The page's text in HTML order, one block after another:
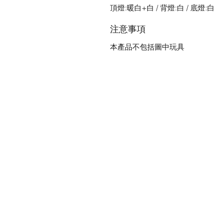
頂燈:暖白+白 / 背燈:白 / 底燈:白
注意事項
本產品不包括圖中玩具